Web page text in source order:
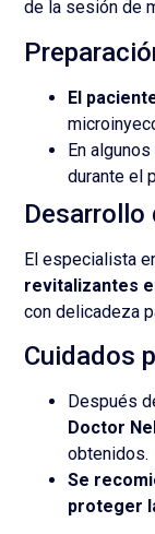
de la sesión de
El
En
durante el
Desarrollo
El especialista
revitalizantes
con delicadeza
Cuidados
Después
Doctor
obtenidos.
Se
proteger